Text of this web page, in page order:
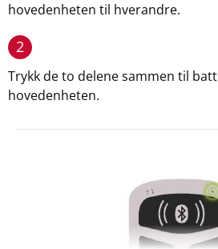
hovedenheten til hverandre.
2
Trykk de to delene sammen til
hovedenheten.